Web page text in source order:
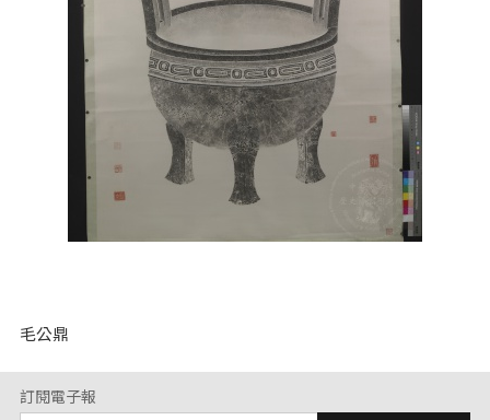
毛公鼎
訂閱電子報